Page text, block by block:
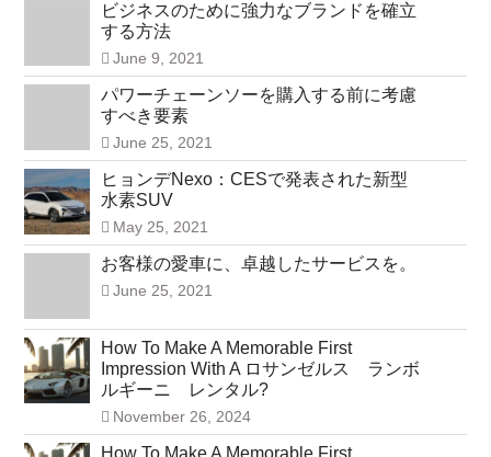
ビジネスのために強力なブランドを確立
する方法
June 9, 2021
パワーチェーンソーを購入する前に考慮
すべき要素
June 25, 2021
ヒョンデNexo：CESで発表された新型
水素SUV
May 25, 2021
お客様の愛車に、卓越したサービスを。
June 25, 2021
How To Make A Memorable First
Impression With A ロサンゼルス ランボ
ルギーニ レンタル?
November 26, 2024